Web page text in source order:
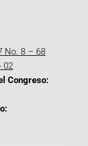
No. 8 – 68
02
Congreso: